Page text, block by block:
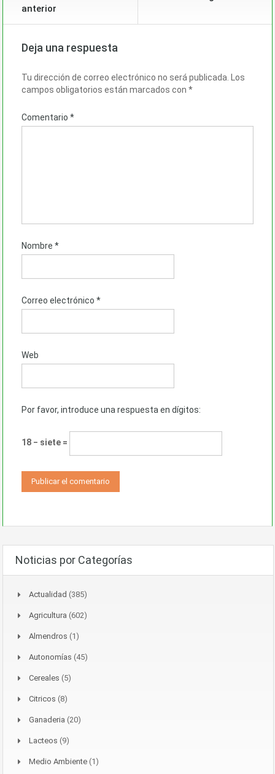
anterior
Deja una respuesta
Tu dirección de correo electrónico no será publicada. Los
campos obligatorios están marcados con *
Comentario *
Nombre *
Correo electrónico *
Web
Por favor, introduce una respuesta en dígitos:
18 − siete =
Noticias por Categorías
Actualidad (385)
Agricultura (602)
Almendros (1)
Autonomías (45)
Cereales (5)
Citricos (8)
Ganaderia (20)
Lacteos (9)
Medio Ambiente (1)